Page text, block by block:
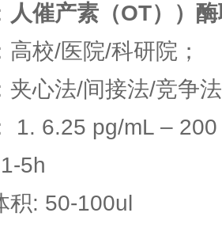
人催产素（OT））
高校/医院/科研院；
夹心法/间接法/竞争
1. 6.25 pg/mL –
5h
积: 50-100ul